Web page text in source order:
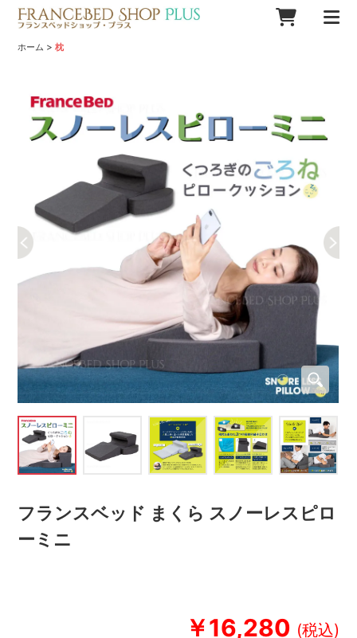
ホーム >枕
フランスベッド まくら スノーレスピロ
ーミニ
￥16,280